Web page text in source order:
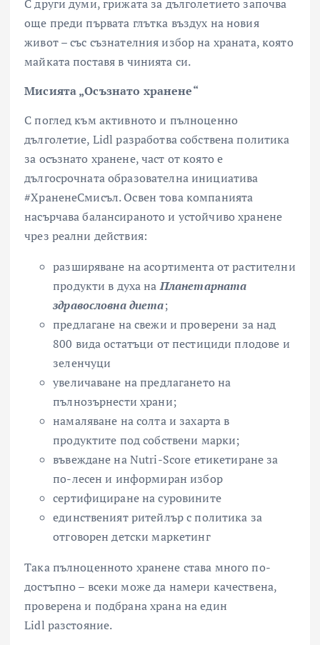
С други думи, грижата за дълголетието започва
още преди първата глътка въздух на новия
живот – със съзнателния избор на храната, която
майката поставя в чинията си.
Мисията „Осъзнато хранене“
С поглед към активното и пълноценно
дълголетие, Lidl разработва собствена политика
за осъзнато хранене, част от която е
дългосрочната образователна инициатива
#ХраненеСмисъл. Освен това компанията
насърчава балансираното и устойчиво хранене
чрез реални действия:
разширяване на асортимента от растителни
продукти в духа наПланетарната
здравословна диета;
предлагане на свежи и проверени за над
800 вида остатъци от пестициди плодове и
зеленчуци
увеличаване на предлагането на
пълнозърнести храни;
намаляване на солта и захарта в
продуктите под собствени марки;
въвеждане на Nutri-Score етикетиране за
по-лесен и информиран избор
сертифициране на суровините
единственият ритейлър с политика за
отговорен детски маркетинг
Така пълноценното хранене става много по-
достъпно – всеки може да намери качествена,
проверена и подбрана храна на един
Lidl разстояние.